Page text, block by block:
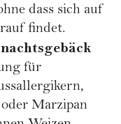
dass sich auf
findet.
für
Marzipan